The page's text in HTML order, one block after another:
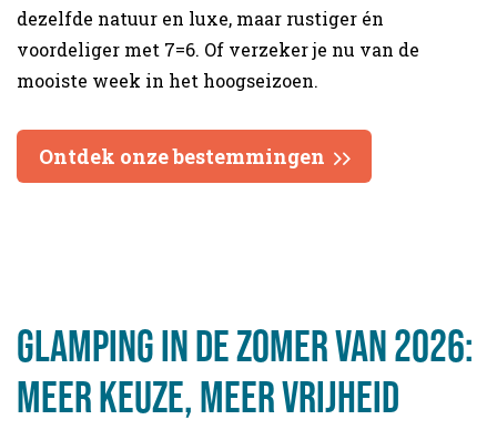
dezelfde natuur en luxe, maar rustiger én
voordeliger met 7=6. Of verzeker je nu van de
mooiste week in het hoogseizoen.
Ontdek onze bestemmingen
Glamping in de zomer van 2026:
meer keuze, meer vrijheid